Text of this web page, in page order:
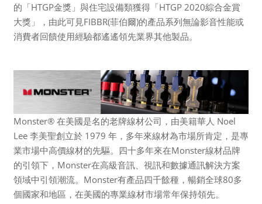
的「HTGP金獎」與住宅設備類獲得「HTGP 2020綜合金賞
大獎」，由此可見FIBBR(菲伯爾)的產品系列無論影音性能或
消費者回饋使用經驗都遙遙領先業界其他製品。
Monster® 在美國是名的老牌線材公司，由美籍華人 Noel
Lee 李美聖創立於 1979 年，多年來線材為市場所肯定，是專
業市場中高價線材的先驅。四十多年來在Monster線材品牌
的引領下，Monster在高級音訊、視訊和數據通訊解決方案
領域中引領潮流。Monster有產品四千餘種，暢銷全球80多
個國家和地區，在美國的專業線材市場常年保持領先。